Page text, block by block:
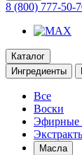
8 (800) 777-50-
Каталог
Ингредиенты
Все
Воски
Эфирные
Масла